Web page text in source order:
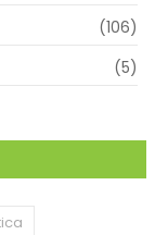
(106)
(5)